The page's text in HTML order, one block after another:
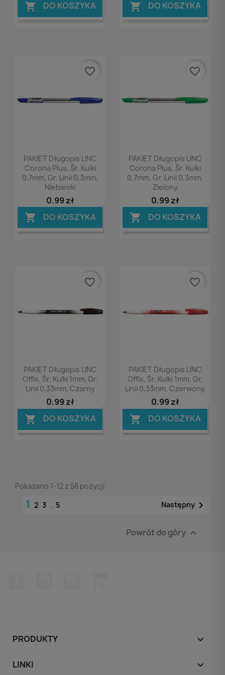
 DO KOSZYKA  DO KOSZYKA
Podgląd
PAKIET Długopis LINC
Corona Plus, Śr. Kulki
0,7mm, Gr. Linii 0,3mm,
Niebieski
0,99 zł
 DO KOSZYKA
favorite_border
Podgląd
PAKIET Długopis LINC
Corona Plus, Śr. Kulki
0,7mm, Gr. Linii 0,3mm,
Zielony
0,99 zł
 DO KOSZYKA
favorite_border
Podgląd
PAKIET Długopis LINC
Offix, Śr. Kulki 1mm, Gr.
Linii 0,33mm, Czarny
0,99 zł
 DO KOSZYKA
favorite_border
Podgląd
PAKIET Długopis LINC
Offix, Śr. Kulki 1mm, Gr.
Linii 0,33mm, Czerwony
0,99 zł
 DO KOSZYKA
favorite_border
Pokazano 1-12 z 58 pozycji
1 2 3 … 5 Następny 
Powrót do góry 
PRODUKTY 
LINKI 